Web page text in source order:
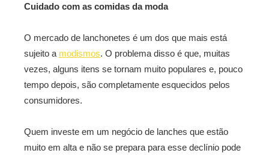
Cuidado com as comidas da moda
O mercado de lanchonetes é um dos que mais está
sujeito a modismos. O problema disso é que, muitas
vezes, alguns itens se tornam muito populares e, pouco
tempo depois, são completamente esquecidos pelos
consumidores.
Quem investe em um negócio de lanches que estão
muito em alta e não se prepara para esse declínio pode